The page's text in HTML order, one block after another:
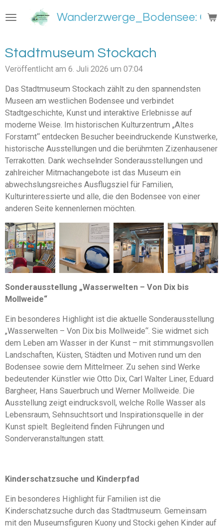
Hauptinhalt
Wanderzwerge_Bodensee:
Stadtmuseum Stockach
Veröffentlicht am 6. Juli 2026 um 07:04
Das Stadtmuseum Stockach zählt zu den spannendsten
Museen am westlichen Bodensee und verbindet
Stadtgeschichte, Kunst und interaktive Erlebnisse auf
moderne Weise. Im historischen Kulturzentrum „Altes
Forstamt“ entdecken Besucher beeindruckende Kunstwerke,
historische Ausstellungen und die berühmten Zizenhausener
Terrakotten. Dank wechselnder Sonderausstellungen und
zahlreicher Mitmachangebote ist das Museum ein
abwechslungsreiches Ausflugsziel für Familien,
Kulturinteressierte und alle, die den Bodensee von einer
anderen Seite kennenlernen möchten.
Sonderausstellung „Wasserwelten – Von Dix bis
Mollweide“
Ein besonderes Highlight ist die aktuelle Sonderausstellung
„Wasserwelten – Von Dix bis Mollweide“. Sie widmet sich
dem Leben am Wasser in der Kunst – mit stimmungsvollen
Landschaften, Küsten, Städten und Motiven rund um den
Bodensee sowie dem Mittelmeer. Zu sehen sind Werke
bedeutender Künstler wie Otto Dix, Carl Walter Liner, Eduard
Bargheer, Hans Sauerbruch und Werner Mollweide. Die
Ausstellung zeigt eindrucksvoll, welche Rolle Wasser als
Lebensraum, Sehnsuchtsort und Inspirationsquelle in der
Kunst spielt. Begleitend finden Führungen und
Sonderveranstaltungen statt.
Kinderschatzsuche und Kinderpfad
Ein besonderes Highlight für Familien ist die
Kinderschatzsuche durch das Stadtmuseum. Gemeinsam
mit den Museumsfiguren Kuony und Stocki gehen Kinder auf